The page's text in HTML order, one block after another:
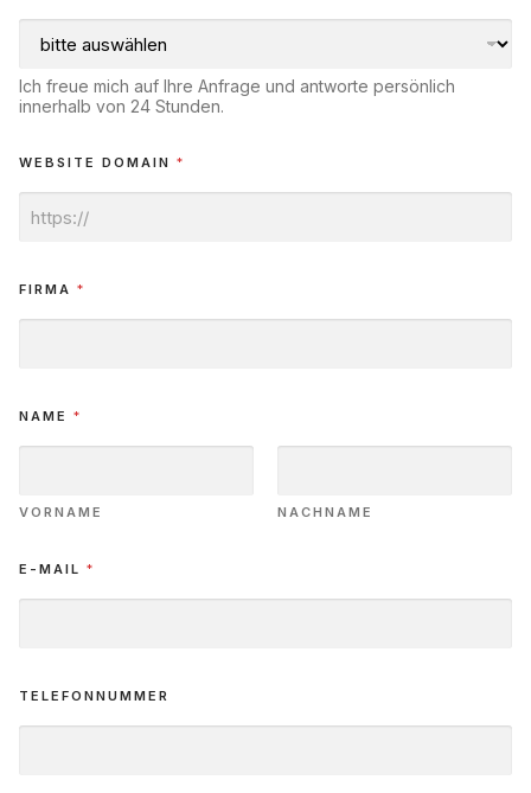
Ich freue mich auf Ihre Anfrage und antworte persönlich
innerhalb von 24 Stunden.
WEBSITE DOMAIN *
FIRMA *
NAME *
VORNAME NACHNAME
E-MAIL *
TELEFONNUMMER